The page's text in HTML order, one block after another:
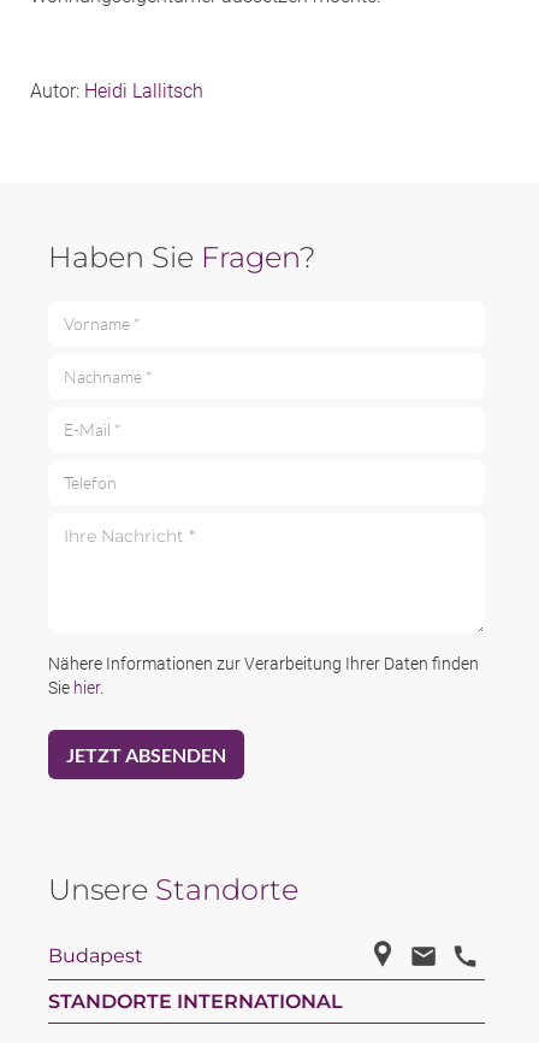
Autor: Heidi Lallitsch
Haben Sie Fragen?
Nähere Informationen zur Verarbeitung Ihrer Daten finden
Sie hier.
Unsere Standorte
Budapest
STANDORTE INTERNATIONAL